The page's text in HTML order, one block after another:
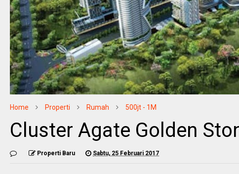
Home Properti Rumah 500jt - 1M
Cluster Agate Golden
Properti Baru Sabtu, 25 Februari 2017